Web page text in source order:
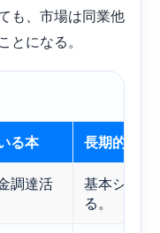
も、市場は同業他
とになる。
る本 長期的な影
調達活
基本シナリ
る。